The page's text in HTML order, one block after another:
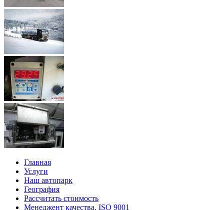
Главная
Услуги
Наш автопарк
География
Рассчитать стоимость
Менеджент качества. ISO 9001